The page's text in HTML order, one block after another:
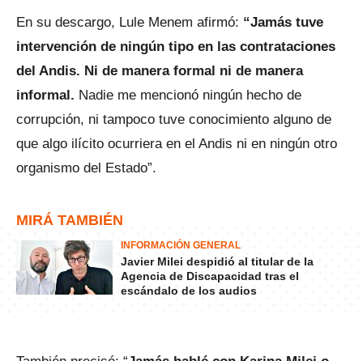
En su descargo, Lule Menem afirmó: “Jamás tuve
intervención de ningún tipo en las contrataciones
del Andis. Ni de manera formal ni de manera
informal. Nadie me mencionó ningún hecho de
corrupción, ni tampoco tuve conocimiento alguno de
que algo ilícito ocurriera en el Andis ni en ningún otro
organismo del Estado”.
MIRÁ TAMBIÉN
INFORMACIÓN GENERAL
Javier Milei despidió al titular de la
Agencia de Discapacidad tras el
escándalo de los audios